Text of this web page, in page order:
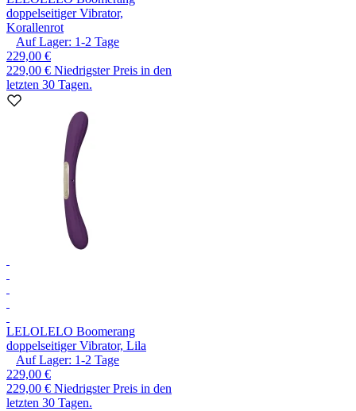
doppelseitiger Vibrator,
Korallenrot
Auf Lager: 1-2 Tage
229,00 €
229,00 € Niedrigster Preis in den
letzten 30 Tagen.
LELOLELO Boomerang
doppelseitiger Vibrator, Lila
Auf Lager: 1-2 Tage
229,00 €
229,00 € Niedrigster Preis in den
letzten 30 Tagen.